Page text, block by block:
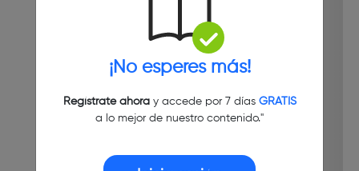
¡No esperes más!
Regístrate ahoray accede por 7 días GRATIS
a lo mejor de nuestro contenido."